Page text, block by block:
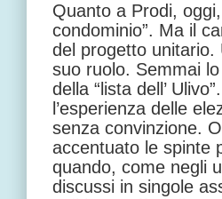
Quanto a Prodi,
condominio”. Ma il
del progetto unitario.
suo ruolo. Semmai
della “lista dell’
l’esperienza delle
senza convinzione.
accentuato le spinte
quando, come negli
discussi in singole